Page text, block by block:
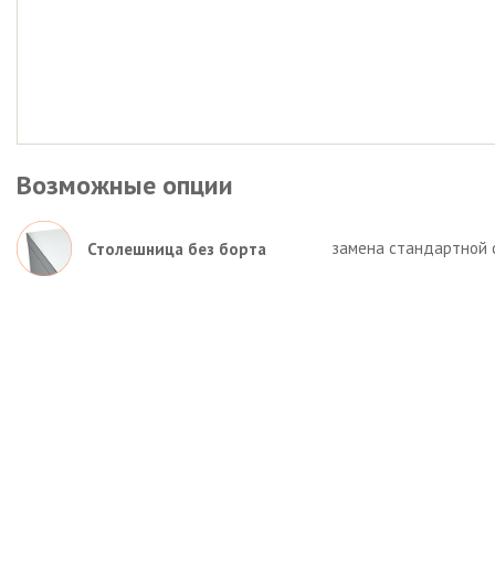
Возможные опции
Столешница без борта замена стандартной